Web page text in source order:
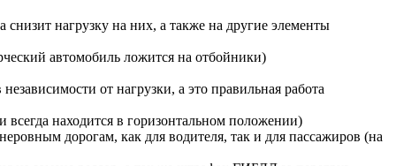
нагрузку на них, а также на другие элементы
автомобиль ложится на отбойники)
от нагрузки, а это правильная работа
находится в горизонтальном положении)
дорогам, как для водителя, так и для пассажиров (на